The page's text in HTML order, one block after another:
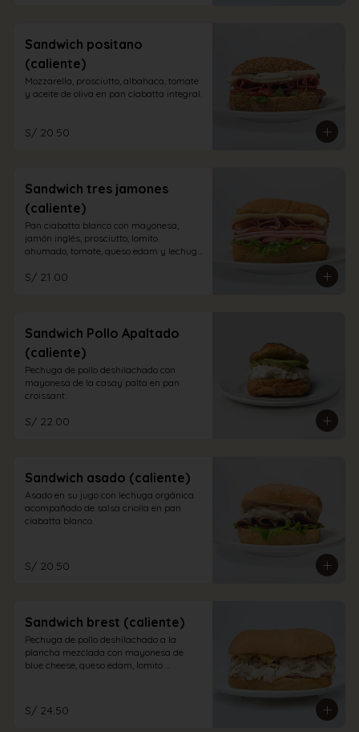
Sandwich positano
(caliente)
Mozzarella, prosciutto, albahaca, tomate
y aceite de oliva en pan ciabatta integral.
S/ 20.50
Sandwich tres jamones
(caliente)
Pan ciabatta blanco con mayonesa,
jamón inglés, prosciutto, lomito
ahumado, tomate, queso edam y lechuga
S/ 21.00
Sandwich Pollo Apaltado
(caliente)
Pechuga de pollo deshilachado con
mayonesa de la casay palta en pan
croissant.
S/ 22.00
Sandwich asado (caliente)
Asado en su jugo con lechuga orgánica
acompañado de salsa criolla en pan
ciabatta blanco.
S/ 20.50
Sandwich brest (caliente)
Pechuga de pollo deshilachado a la
plancha mezclada con mayonesa de
blue cheese, queso edam, lomito
S/ 24.50